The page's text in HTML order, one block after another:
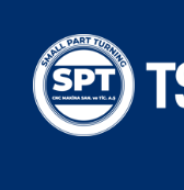
content